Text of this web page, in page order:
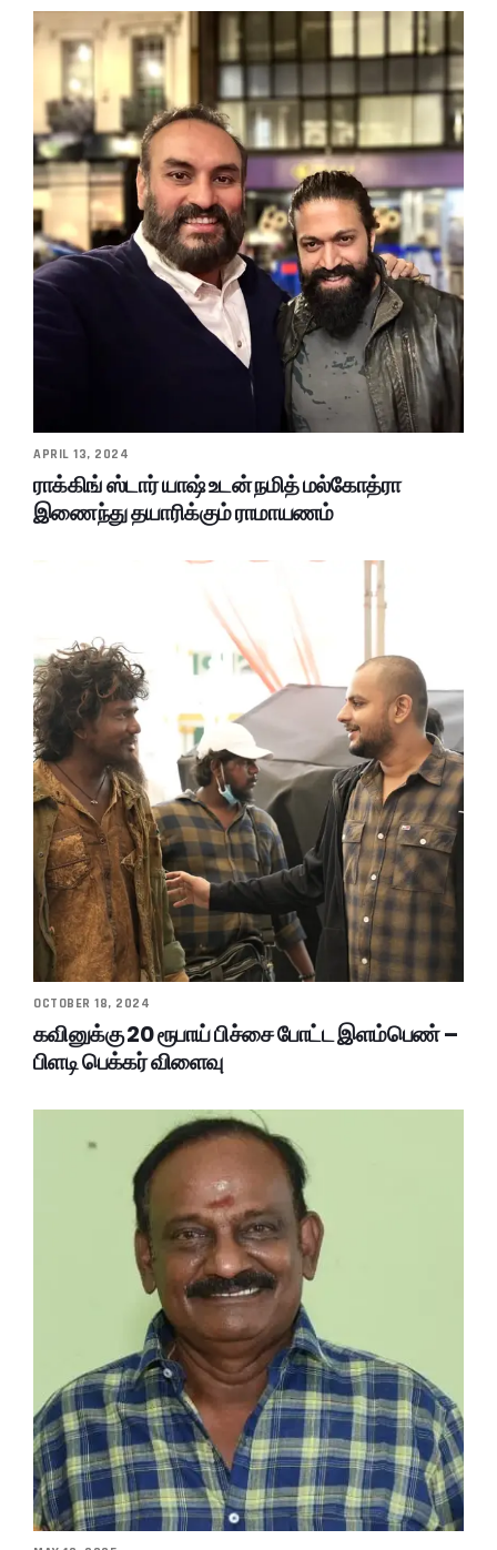
APRIL 13, 2024
ராக்கிங் ஸ்டார் யாஷ் உடன் நமித் மல்கோத்ரா
இணைந்து தயாரிக்கும் ராமாயணம்
OCTOBER 18, 2024
கவினுக்கு 20 ரூபாய் பிச்சை போட்ட இளம்பெண் –
பிளடி பெக்கர் விளைவு